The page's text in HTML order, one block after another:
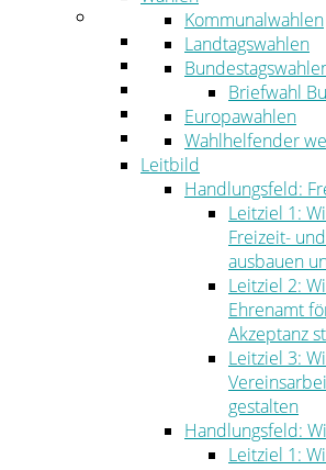
Bauen und Planen
Abfall
Umwelt
Ordnung
Kommunalwahlen
Landtagswahlen
Briefwahl
Europawahlen
Wahlhelfender
Leitbild
Handlungsfeld:
Leitziel 1:
Freizeit-
ausbauen
Leitziel 2:
Ehrenamt
Akzeptanz
Leitziel 3:
gestalten
Handlungsfeld:
Leitziel 1: